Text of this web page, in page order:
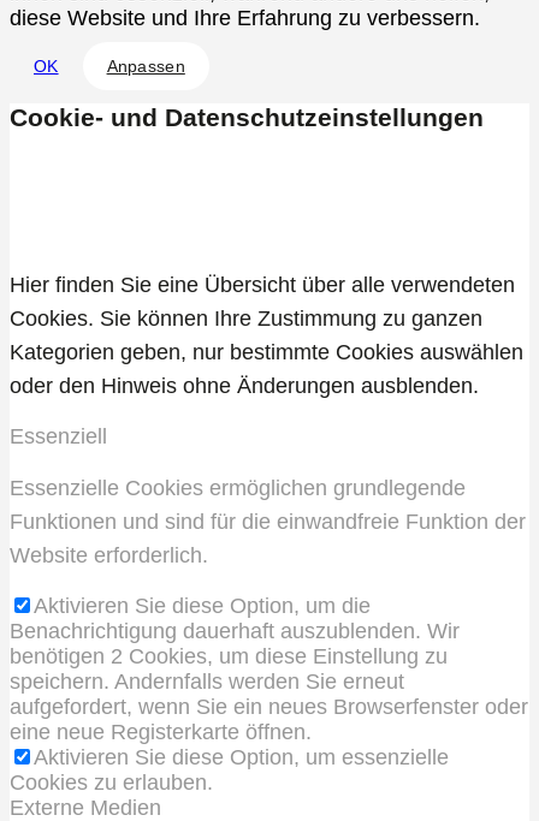
diese Website und Ihre Erfahrung zu verbessern.
OK Anpassen
Cookie- und Datenschutzeinstellungen
Hier finden Sie eine Übersicht über alle verwendeten
Cookies. Sie können Ihre Zustimmung zu ganzen
Kategorien geben, nur bestimmte Cookies auswählen
oder den Hinweis ohne Änderungen ausblenden.
Essenziell
Essenzielle Cookies ermöglichen grundlegende
Funktionen und sind für die einwandfreie Funktion der
Website erforderlich.
Aktivieren Sie diese Option, um die
Benachrichtigung dauerhaft auszublenden. Wir
benötigen 2 Cookies, um diese Einstellung zu
speichern. Andernfalls werden Sie erneut
aufgefordert, wenn Sie ein neues Browserfenster oder
eine neue Registerkarte öffnen.
Aktivieren Sie diese Option, um essenzielle
Cookies zu erlauben.
Externe Medien